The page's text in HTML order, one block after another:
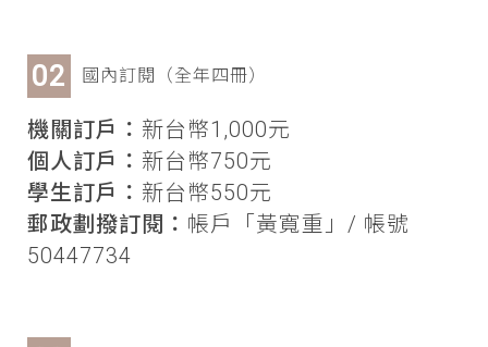
國內訂閱（全年四冊）
機關訂戶： 新台幣1,000元
個人訂戶： 新台幣750元
學生訂戶： 新台幣550元
郵政劃撥訂閱： 帳戶「黃寬重」/ 帳號
50447734